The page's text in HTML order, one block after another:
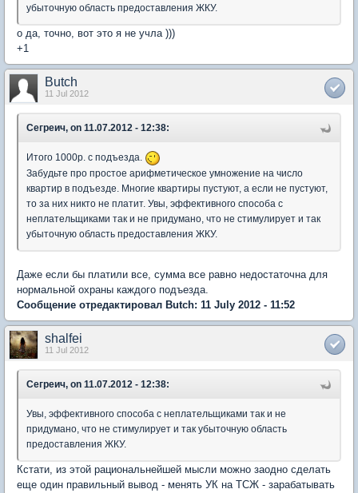
убыточную область предоставления ЖКУ.
о да, точно, вот это я не учла )))
+1
Butch
11 Jul 2012
Сегреич, on 11.07.2012 - 12:38:
Итого 1000р. с подъезда.
Забудьте про простое арифметическое умножение на число
квартир в подъезде. Многие квартиры пустуют, а если не пустуют,
то за них никто не платит. Увы, эффективного способа с
неплательщиками так и не придумано, что не стимулирует и так
убыточную область предоставления ЖКУ.
Даже если бы платили все, сумма все равно недостаточна для
нормальной охраны каждого подъезда.
Сообщение отредактировал Butch: 11 July 2012 - 11:52
shalfei
11 Jul 2012
Сегреич, on 11.07.2012 - 12:38:
Увы, эффективного способа с неплательщиками так и не
придумано, что не стимулирует и так убыточную область
предоставления ЖКУ.
Кстати, из этой рациональнейшей мысли можно заодно сделать
еще один правильный вывод - менять УК на ТСЖ - зарабатывать